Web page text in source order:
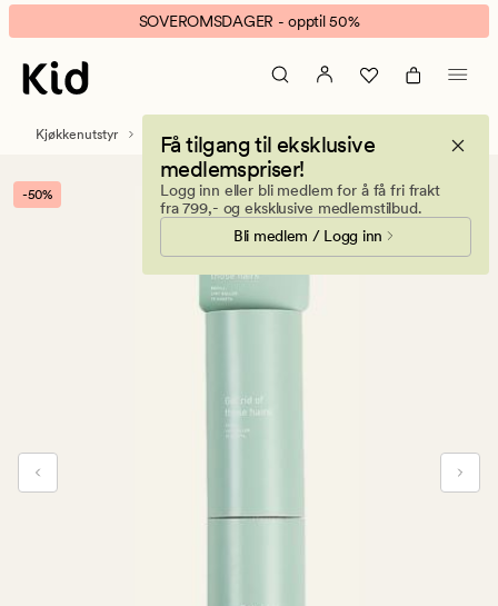
Lise
støvrull
refill
natur
banner.
Klikk
ESCAPE
pause.
SOVEROMSDAGER - opptil 50%
Få tilgang til eksklusive
medlemspriser!
Logg inn eller bli medlem for å få fri frakt
fra 799,- og eksklusive medlemstilbud.
Bli medlem / Logg inn
Kjøkkenutstyr Rengjøring
-50%